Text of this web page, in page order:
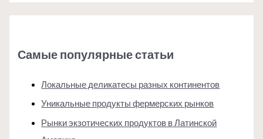
Самые популярные статьи
Локальные деликатесы разных континентов
Уникальные продукты фермерских рынков
Рынки экзотических продуктов в Латинской